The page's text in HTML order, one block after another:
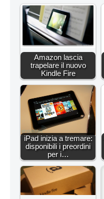
Amazon lascia
trapelare il nuovo
Kindle Fire
iPad inizia a tremare:
disponibili i preordini
per i…